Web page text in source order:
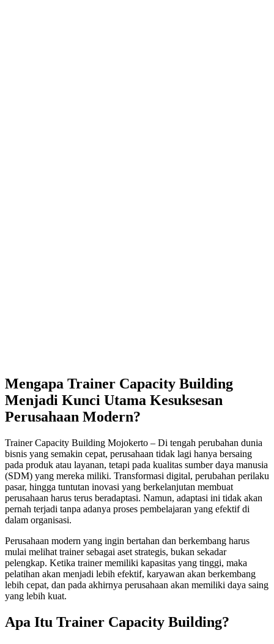
Mengapa Trainer Capacity Building
Menjadi Kunci Utama Kesuksesan
Perusahaan Modern?
Trainer Capacity Building Mojokerto – Di tengah perubahan dunia
bisnis yang semakin cepat, perusahaan tidak lagi hanya bersaing
pada produk atau layanan, tetapi pada kualitas sumber daya manusia
(SDM) yang mereka miliki. Transformasi digital, perubahan perilaku
pasar, hingga tuntutan inovasi yang berkelanjutan membuat
perusahaan harus terus beradaptasi. Namun, adaptasi ini tidak akan
pernah terjadi tanpa adanya proses pembelajaran yang efektif di
dalam organisasi.
Perusahaan modern yang ingin bertahan dan berkembang harus
mulai melihat trainer sebagai aset strategis, bukan sekadar
pelengkap. Ketika trainer memiliki kapasitas yang tinggi, maka
pelatihan akan menjadi lebih efektif, karyawan akan berkembang
lebih cepat, dan pada akhirnya perusahaan akan memiliki daya saing
yang lebih kuat.
Apa Itu Trainer Capacity Building?